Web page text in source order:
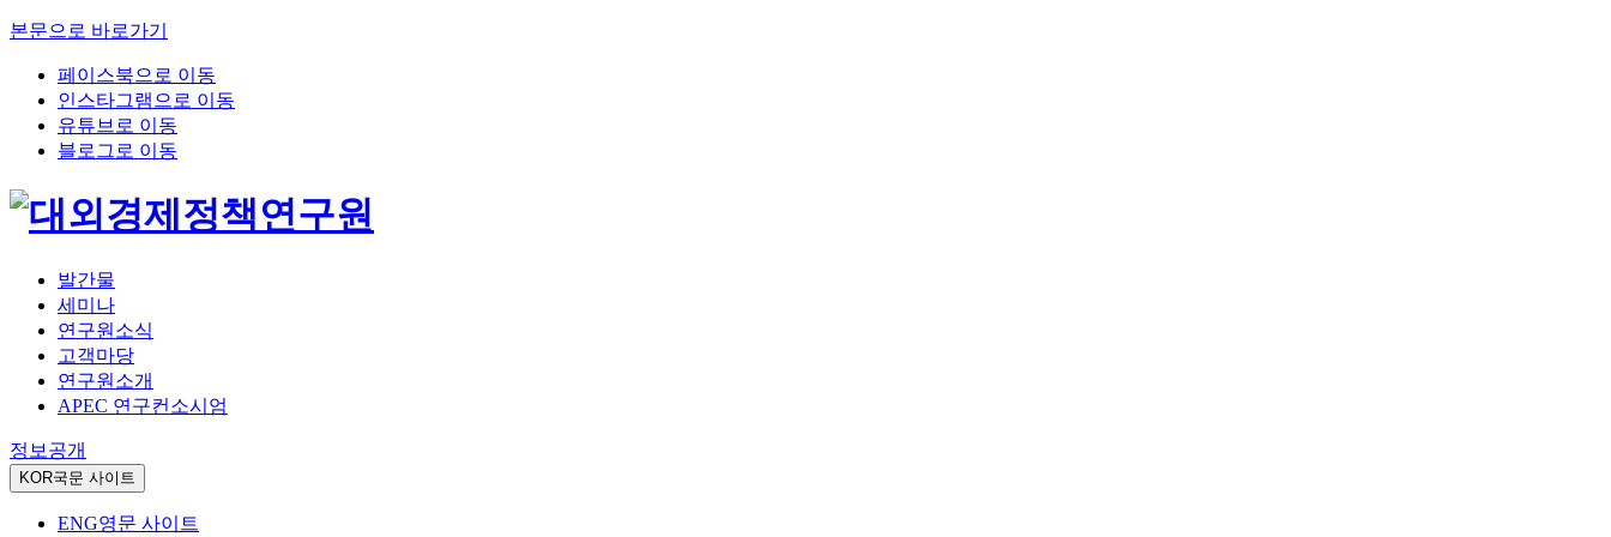
본문으로 바로가기
페이스북으로 이동
인스타그램으로 이동
유튜브로 이동
블로그로 이동
발간물
세미나
연구원소식
고객마당
연구원소개
APEC 연구컨소시엄
정보공개
KOR국문 사이트
ENG영문 사이트